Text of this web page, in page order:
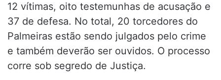
12 vítimas, oito testemunhas de acusação e
37 de defesa. No total, 20 torcedores do
Palmeiras estão sendo julgados pelo crime
e também deverão ser ouvidos. O processo
corre sob segredo de Justiça.